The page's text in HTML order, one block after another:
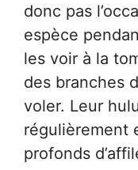
donc pas
espèce
les voir à la
des branches
voler. Leur
régulièrement
profonds